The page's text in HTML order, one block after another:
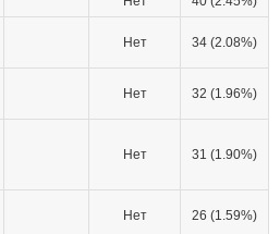
Нет 34 (2.08%)
Нет 32 (1.96%)
Нет 31 (1.90%)
Нет 26 (1.59%)